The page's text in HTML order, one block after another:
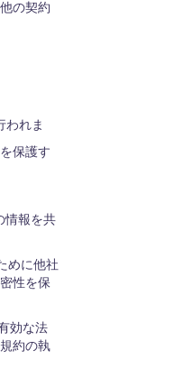
の契約
われま
保護す
情報を共
めに他社
性を保
効な法
約の執